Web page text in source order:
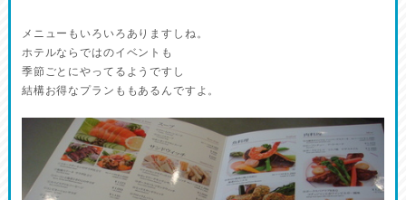
メニューもいろいろありますしね。
ホテルならではのイベントも
季節ごとにやってるようですし
結構お得なプランももあるんですよ。